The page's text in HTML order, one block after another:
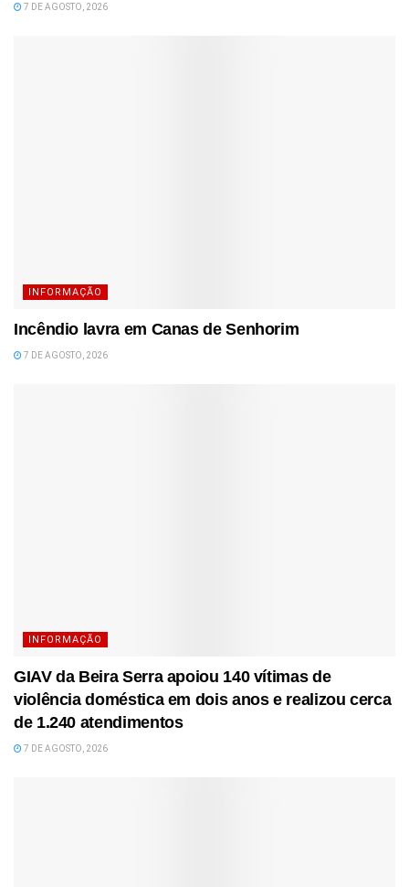
7 DE AGOSTO, 2026
INFORMAÇÃO
Incêndio lavra em Canas de Senhorim
7 DE AGOSTO, 2026
INFORMAÇÃO
GIAV da Beira Serra apoiou 140 vítimas de
violência doméstica em dois anos e realizou cerca
de 1.240 atendimentos
7 DE AGOSTO, 2026